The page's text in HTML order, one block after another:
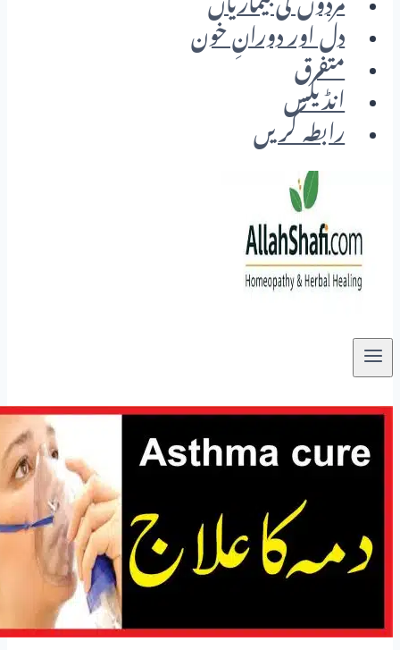
مردوں کی بیماریاں
دل اور دورانِ خون
متفرق
انڈیکس
رابطہ کریں